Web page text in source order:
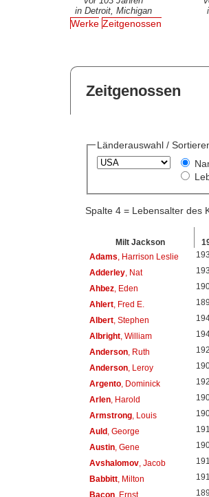
in Detroit, Michigan
Werke Zeitgenossen
Zeitgenossen
Länderauswahl /
Spalte 4 = Lebensalter des
Milt Jackson
Adams , Harrison Leslie
Adderley, Nat
Ahbez, Eden
Ahlert, Fred E.
Albert, Stephen
Albright, William
Anderson, Ruth
Anderson, Leroy
Argento, Dominick
Arlen, Harold
Armstrong, Louis
Auld, George
Austin, Gene
Avshalomov, Jacob
Babbitt, Milton
Bacon, Ernst